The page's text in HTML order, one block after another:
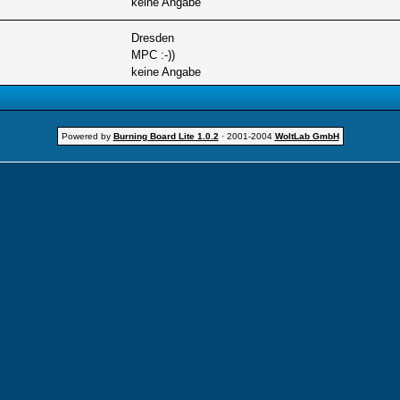
Dresden
MPC :-))
keine Angabe
Powered by Burning Board Lite 1.0.2 · 2001-2004 WoltLab GmbH